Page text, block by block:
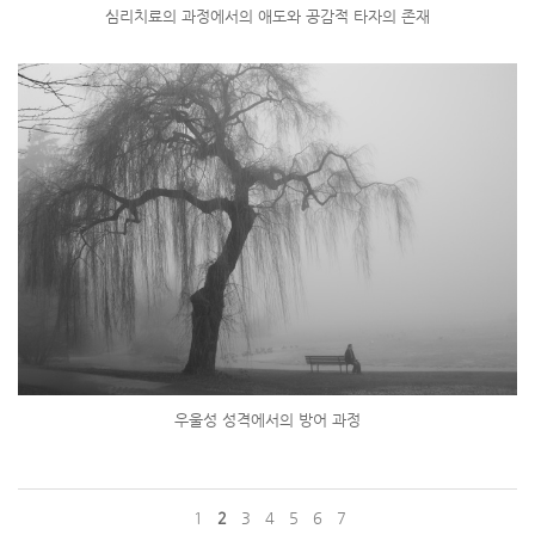
심리치료의 과정에서의 애도와 공감적 타자의 존재
우울성 성격에서의 방어 과정
1 2 3 4 5 6 7